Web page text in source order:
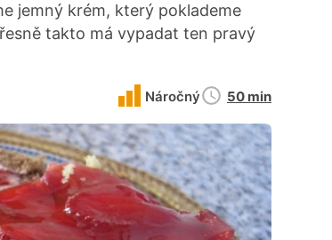
jemný krém, který poklademe
takto má vypadat ten pravý
Náročný
Doba
50 min